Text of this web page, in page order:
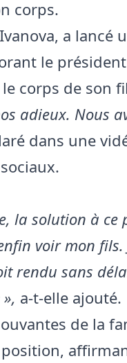
corps.
a lancé
le
corps de son
adieux. Nous
dans une
la solution à ce
voir mon fils.
rendu sans
a-t-elle ajouté.
de la